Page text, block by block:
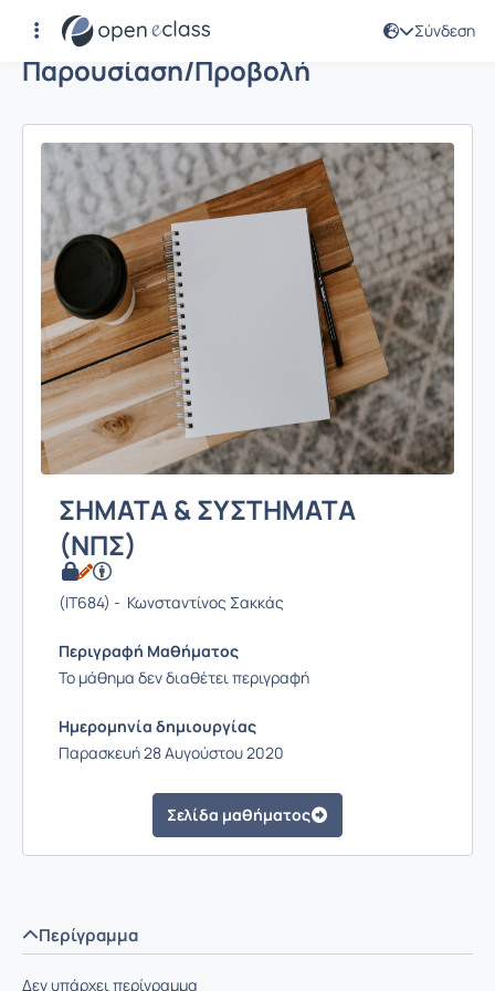
Σύνδεση
Παρουσίαση/Προβολή
ΣΗΜΑΤΑ & ΣΥΣΤΗΜΑΤΑ
(ΝΠΣ)
(IT684) - Κωνσταντίνος Σακκάς
Περιγραφή Μαθήματος
Το μάθημα δεν διαθέτει περιγραφή
Ημερομηνία δημιουργίας
Παρασκευή 28 Αυγούστου 2020
Σελίδα μαθήματος
Περίγραμμα
Δεν υπάρχει περίγραμμα